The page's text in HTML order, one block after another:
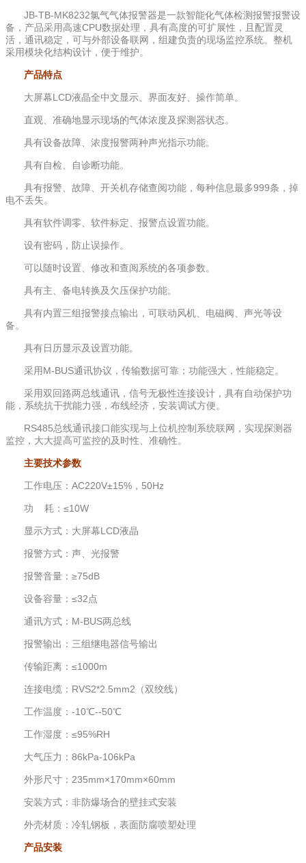
JB-TB-MK8232氯气气体报警器是一款智能化气体检测报警报警设
备，产品采用高速CPU数据处理，具有高度的可扩展性，且配置灵
活，通讯稳定，可与外部设备联网，组建负责的现场监控系统。整机
采用模块化结构设计，便于维护。
产品特点
大屏幕LCD液晶全中文显示、界面友好、操作简单。
直观、准确地显示现场的气体浓度及探测器状态。
具有设备故障、浓度报警两种声光指示功能。
具有自检、自诊断功能。
具有报警、故障、开关机存储查阅功能，每种信息最多999条，掉
电不丢失。
具有软件调零、软件标定、报警点设置功能。
设有密码，防止误操作。
可以随时设置、修改和查阅系统的各项参数。
具有主、备电转换及欠压保护功能。
具有内置三组报警接点输出，可联动风机、电磁阀、声光等设
备。
具有日历显示及设置功能。
采用M-BUS通讯协议，传输数据可靠；功能强大，性能稳定。
采用双回路两总线通讯，信号无极性连接设计，具有自动保护功
能，系统抗干扰能力强，布线经济，安装调试方便。
RS485总线通讯接口能实现与上位机控制系统联网，实现探测器
监控，大大提高可监控的及时性、准确性。
主要技术参数
工作电压：AC220V±15%，50Hz
功 耗：≤10W
显示方式：大屏幕LCD液晶
报警方式：声、光报警
报警音量：≥75dB
设备容量：≤32点
通讯方式：M-BUS两总线
报警输出：三组继电器信号输出
传输距离：≤1000m
连接电缆：RVS2*2.5mm2（双绞线）
工作温度：-10℃--50℃
工作湿度：≤95%RH
大气压力：86kPa-106kPa
外形尺寸：235mm×170mm×60mm
安装方式：非防爆场合的壁挂式安装
外壳材质：冷轧钢板，表面防腐喷塑处理
产品安装